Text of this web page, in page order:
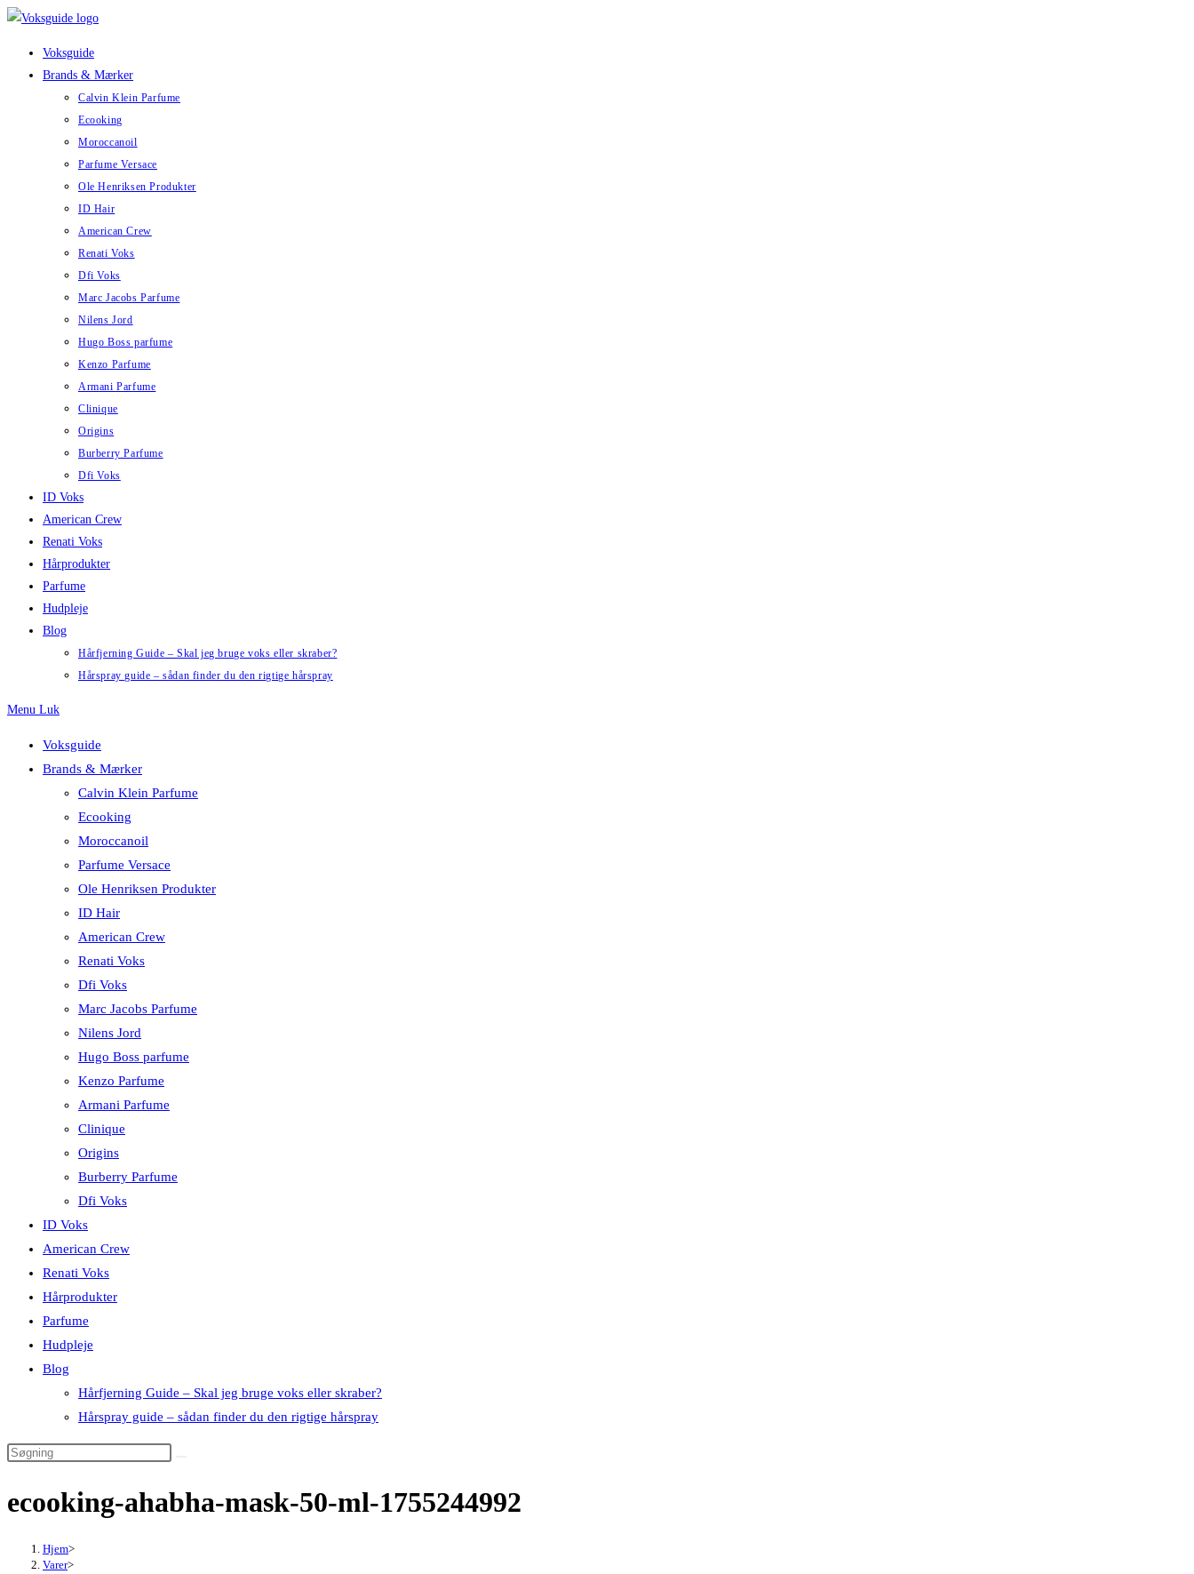
Skip
Voksguide
Brands & Mærker
Calvin Klein Parfume
Ecooking
Moroccanoil
Parfume Versace
Ole Henriksen Produkter
ID Hair
American Crew
Renati Voks
Dfi Voks
Marc Jacobs Parfume
Nilens Jord
Hugo Boss parfume
Kenzo Parfume
Armani Parfume
Clinique
Origins
Burberry Parfume
Dfi Voks
ID Voks
American Crew
Renati Voks
Hårprodukter
Parfume
Hudpleje
Blog
Hårfjerning Guide – Skal jeg bruge voks eller skraber?
Hårspray guide – sådan finder du den rigtige hårspray
Menu Luk
Voksguide
Brands & Mærker
Calvin Klein Parfume
Ecooking
Moroccanoil
Parfume Versace
Ole Henriksen Produkter
ID Hair
American Crew
Renati Voks
Dfi Voks
Marc Jacobs Parfume
Nilens Jord
Hugo Boss parfume
Kenzo Parfume
Armani Parfume
Clinique
Origins
Burberry Parfume
Dfi Voks
ID Voks
American Crew
Renati Voks
Hårprodukter
Parfume
Hudpleje
Blog
Hårfjerning Guide – Skal jeg bruge voks eller skraber?
Hårspray guide – sådan finder du den rigtige hårspray
ecooking-ahabha-mask-50-ml-1755244992
Hjem>
Varer>